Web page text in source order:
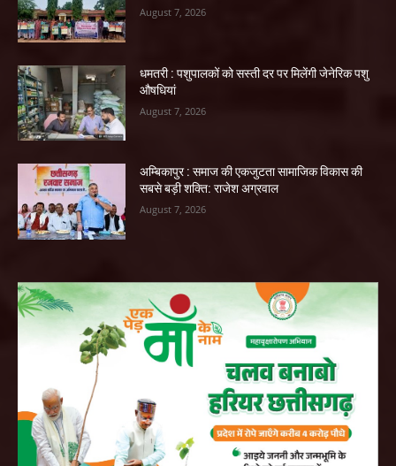
August 7, 2026
धमतरी : पशुपालकों को सस्ती दर पर मिलेंगी जेनेरिक पशु
औषधियां
August 7, 2026
अम्बिकापुर : समाज की एकजुटता सामाजिक विकास की
सबसे बड़ी शक्ति: राजेश अग्रवाल
August 7, 2026